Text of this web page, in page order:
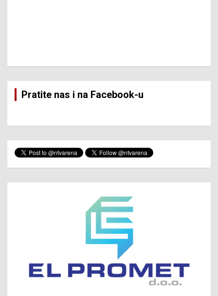
Pratite nas i na Facebook-u